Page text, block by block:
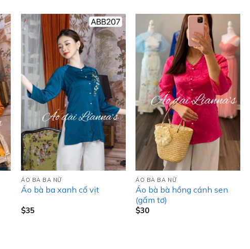
ÁO BÀ BA NỮ
Áo bà ba xanh cổ vịt
$35
ÁO BÀ BA NỮ
Áo bà bà hồng cánh sen
(gấm tơ)
$30